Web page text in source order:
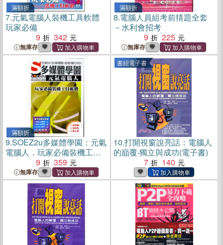
滿額折
7.元氣電腦人裝機工具軟體
玩家必備
9
342
無庫存
滿額折
8.電腦人員組考前猜題全套
－水利會招考
9
225
無庫存
滿額折
9.SOEZ2u多媒體學園：元氣
電腦人．玩家必備裝機工具
9 359
無庫存
書紐電子書
10.打開視窗說亮話：電腦人
的巔覆‧獨立與成功(電子書)
7
140